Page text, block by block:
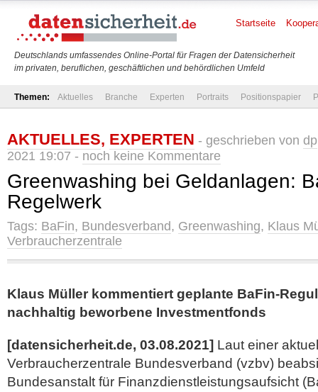
Deutschlands umfassendes Online-Portal für Fragen der Datensicherheit
im privaten, beruflichen, geschäftlichen und behördlichen Umfeld
Startseite
Themen: Aktuelles Branche Experten Portraits Positionspapier
AKTUELLES, EXPERTEN - geschrieben von dp
2021 19:07 - noch keine Kommentare
Greenwashing bei Geldanlagen:
Regelwerk
Tags: BaFin, Bundesverband, Greenwashing, Klaus
Verbraucherzentrale
Klaus Müller kommentiert geplante BaFin-
nachhaltig beworbene Investmentfonds
[datensicherheit.de, 03.08.2021] Laut einer
Verbraucherzentrale Bundesverband (vzbv)
Bundesanstalt für Finanzdienstleistungsaufsicht